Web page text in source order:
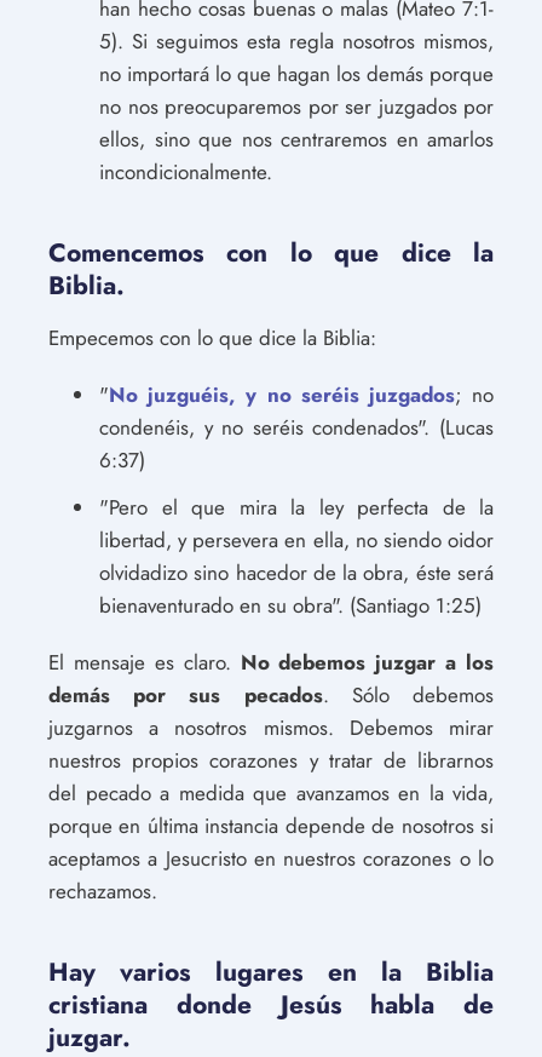
han hecho cosas buenas o malas (Mateo 7:1-
5). Si seguimos esta regla nosotros mismos,
no importará lo que hagan los demás porque
no nos preocuparemos por ser juzgados por
ellos, sino que nos centraremos en amarlos
incondicionalmente.
Comencemos con lo que dice la
Biblia.
Empecemos con lo que dice la Biblia:
"No juzguéis, y no seréis juzgados; no
condenéis, y no seréis condenados". (Lucas
6:37)
"Pero el que mira la ley perfecta de la
libertad, y persevera en ella, no siendo oidor
olvidadizo sino hacedor de la obra, éste será
bienaventurado en su obra". (Santiago 1:25)
El mensaje es claro. No debemos juzgar a los
demás por sus pecados. Sólo debemos
juzgarnos a nosotros mismos. Debemos mirar
nuestros propios corazones y tratar de librarnos
del pecado a medida que avanzamos en la vida,
porque en última instancia depende de nosotros si
aceptamos a Jesucristo en nuestros corazones o lo
rechazamos.
Hay varios lugares en la Biblia
cristiana donde Jesús habla de
juzgar.